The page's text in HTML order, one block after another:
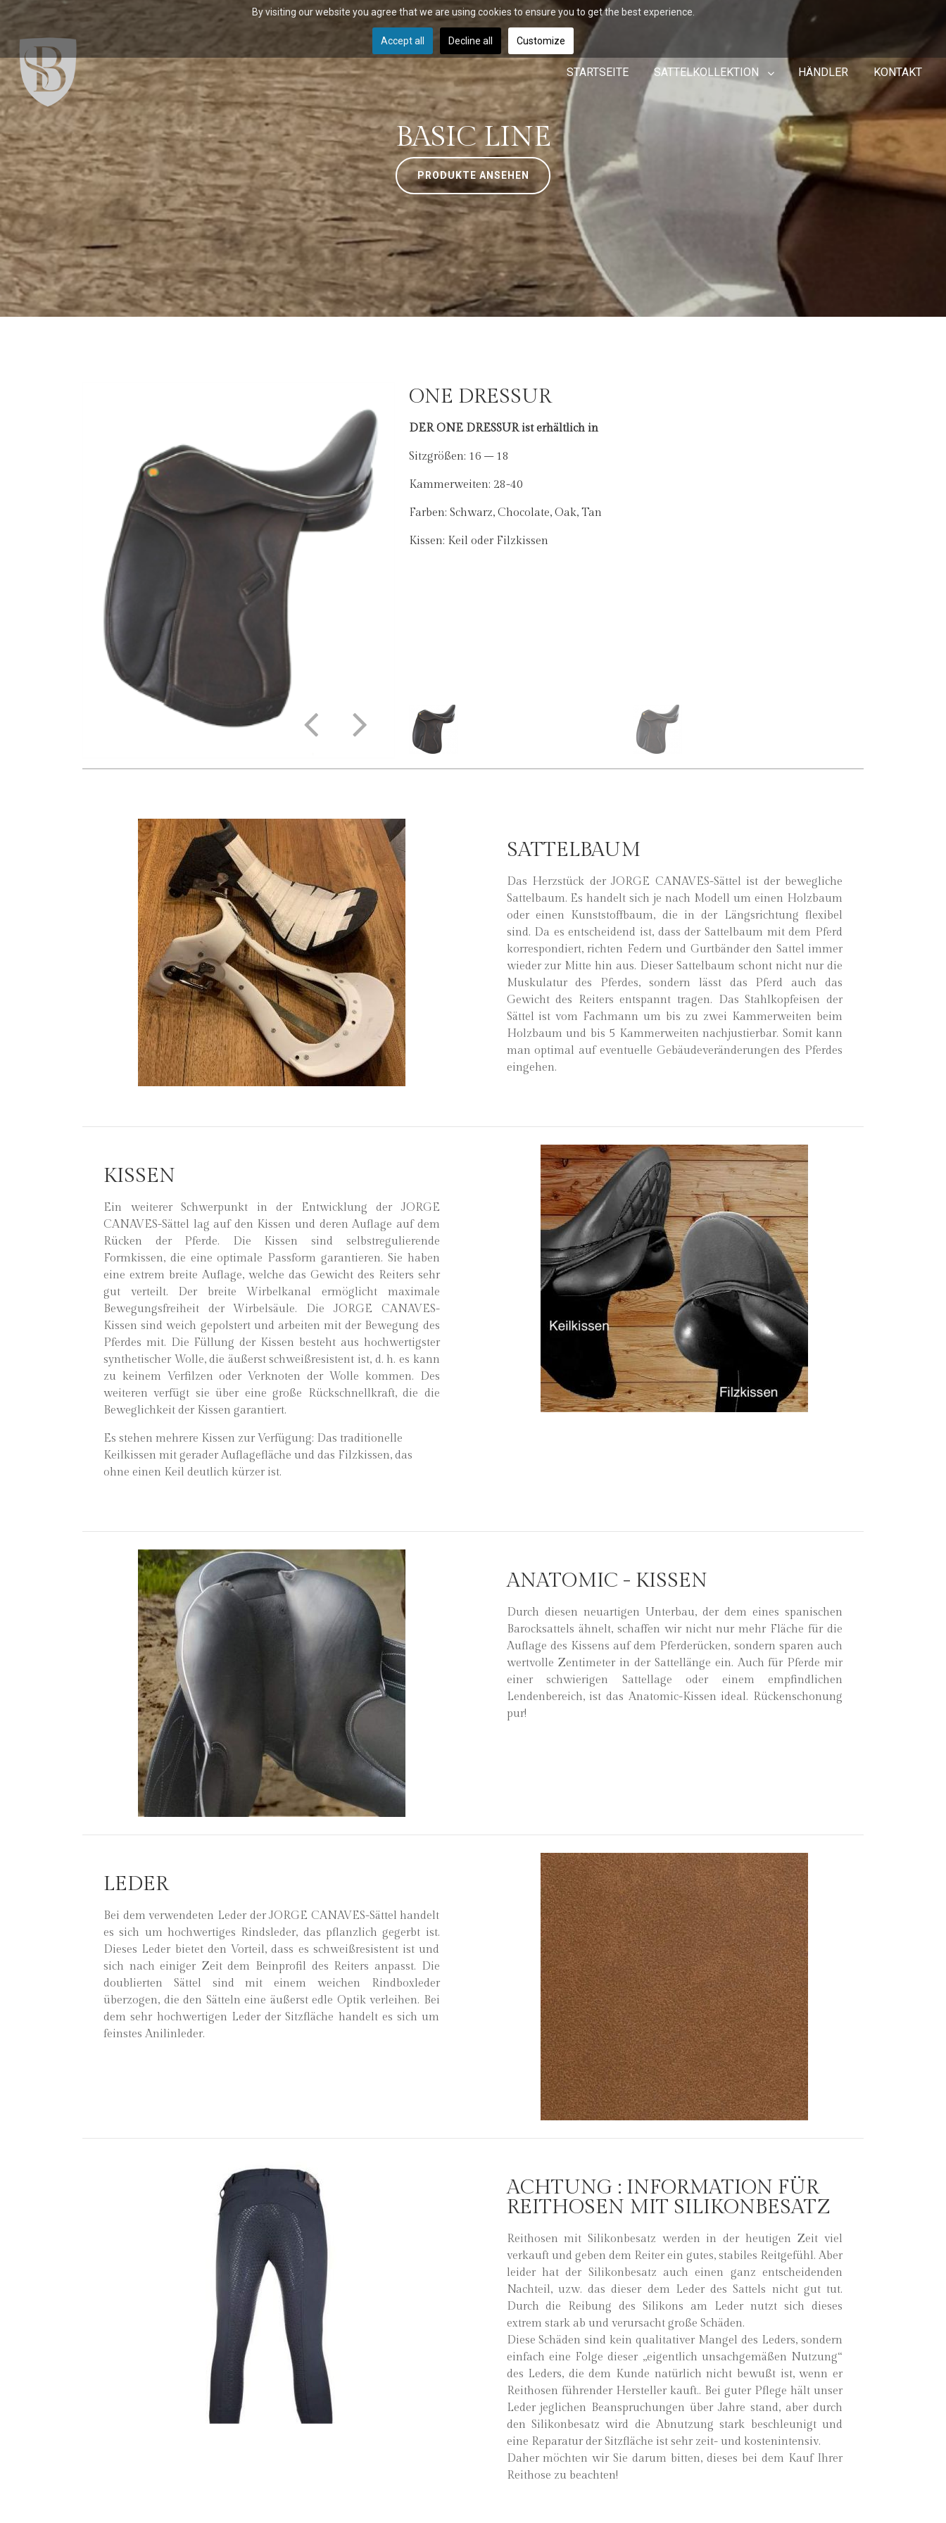
STARTSEITE SATTELKOLLEKTION HÄNDLER KONTAKT
BASIC LINE
PRODUKTE ANSEHEN
ONE DRESSUR
DER ONE DRESSUR ist erhältlich in
Sitzgrößen: 16 – 18
Kammerweiten: 28-40
Farben: Schwarz, Chocolate, Oak, Tan
Kissen: Keil oder Filzkissen
BEZEICHNUNG
SATTELBAUM
Das Herzstück der JORGE CANAVES-Sättel ist der bewegliche
Sattelbaum. Es handelt sich je nach Modell um einen Holzbaum
oder einen Kunststoffbaum, die in der Längsrichtung flexibel
sind. Da es entscheidend ist, dass der Sattelbaum mit dem Pferd
korrespondiert, richten Federn und Gurtbänder den Sattel immer
wieder zur Mitte hin aus. Dieser Sattelbaum schont nicht nur die
Muskulatur des Pferdes, sondern lässt das Pferd auch das
Gewicht des Reiters entspannt tragen. Das Stahlkopfeisen der
Sättel ist vom Fachmann um bis zu zwei Kammerweiten beim
Holzbaum und bis 5 Kammerweiten nachjustierbar. Somit kann
man optimal auf eventuelle Gebäudeveränderungen des Pferdes
eingehen.
KISSEN
Ein weiterer Schwerpunkt in der Entwicklung der JORGE
CANAVES-Sättel lag auf den Kissen und deren Auflage auf dem
Rücken der Pferde. Die Kissen sind selbstregulierende
Formkissen, die eine optimale Passform garantieren. Sie haben
eine extrem breite Auflage, welche das Gewicht des Reiters sehr
gut verteilt. Der breite Wirbelkanal ermöglicht maximale
Bewegungsfreiheit der Wirbelsäule. Die JORGE CANAVES-
Kissen sind weich gepolstert und arbeiten mit der Bewegung des
Pferdes mit. Die Füllung der Kissen besteht aus hochwertigster
synthetischer Wolle, die äußerst schweißresistent ist, d. h. es kann
zu keinem Verfilzen oder Verknoten der Wolle kommen. Des
weiteren verfügt sie über eine große Rückschnellkraft, die die
Beweglichkeit der Kissen garantiert.
Es stehen mehrere Kissen zur Verfügung: Das traditionelle
Keilkissen mit gerader Auflagefläche und das Filzkissen, das
ohne einen Keil deutlich kürzer ist.
ANATOMIC - KISSEN
Durch diesen neuartigen Unterbau, der dem eines spanischen
Barocksattels ähnelt, schaffen wir nicht nur mehr Fläche für die
Auflage des Kissens auf dem Pferderücken, sondern sparen auch
wertvolle Zentimeter in der Sattellänge ein. Auch für Pferde mir
einer schwierigen Sattellage oder einem empfindlichen
Lendenbereich, ist das Anatomic-Kissen ideal. Rückenschonung
pur!
LEDER
Bei dem verwendeten Leder der JORGE CANAVES-Sättel handelt
es sich um hochwertiges Rindsleder, das pflanzlich gegerbt ist.
Dieses Leder bietet den Vorteil, dass es schweißresistent ist und
sich nach einiger Zeit dem Beinprofil des Reiters anpasst. Die
doublierten Sättel sind mit einem weichen Rindboxleder
überzogen, die den Sätteln eine äußerst edle Optik verleihen. Bei
dem sehr hochwertigen Leder der Sitzfläche handelt es sich um
feinstes Anilinleder.
ACHTUNG : INFORMATION FÜR
REITHOSEN MIT SILIKONBESATZ
Reithosen mit Silikonbesatz werden in der heutigen Zeit viel
verkauft und geben dem Reiter ein gutes, stabiles Reitgefühl. Aber
leider hat der Silikonbesatz auch einen ganz entscheidenden
Nachteil, uzw. das dieser dem Leder des Sattels nicht gut tut.
Durch die Reibung des Silikons am Leder nutzt sich dieses
extrem stark ab und verursacht große Schäden.
Diese Schäden sind kein qualitativer Mangel des Leders, sondern
einfach eine Folge dieser „eigentlich unsachgemäßen Nutzung“
des Leders, die dem Kunde natürlich nicht bewußt ist, wenn er
Reithosen führender Hersteller kauft.. Bei guter Pflege hält unser
Leder jeglichen Beanspruchungen über Jahre stand, aber durch
den Silikonbesatz wird die Abnutzung stark beschleunigt und
eine Reparatur der Sitzfläche ist sehr zeit- und kostenintensiv.
Daher möchten wir Sie darum bitten, dieses bei dem Kauf Ihrer
Reithose zu beachten!
By visiting our website you agree that we are using cookies to ensure you to get the best experience.
Accept all Decline all Customize